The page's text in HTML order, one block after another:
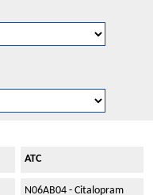
ATC
N06AB04 - Citalopram